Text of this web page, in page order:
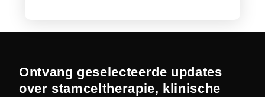
Ontvang geselecteerde updates
over stamceltherapie, klinische